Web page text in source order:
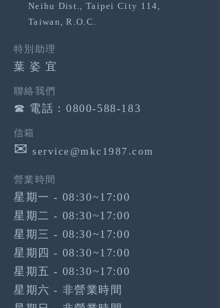
Neihu Dist., Taipei City 114,
Taiwan, R.O.C.
特別助理
葉 姿 宜
聯絡我們
☎︎ 電話： 0800-588-183
信箱
✉︎ service@mkc1987.com
​營業時間
星期一 - 08:30~17:00
星期二 - 08:30~17:00
星期三 - 08:30~17:00
星期四 - 08:30~17:00
星期五 - 08:30~17:00
星期六 - 非營業時間